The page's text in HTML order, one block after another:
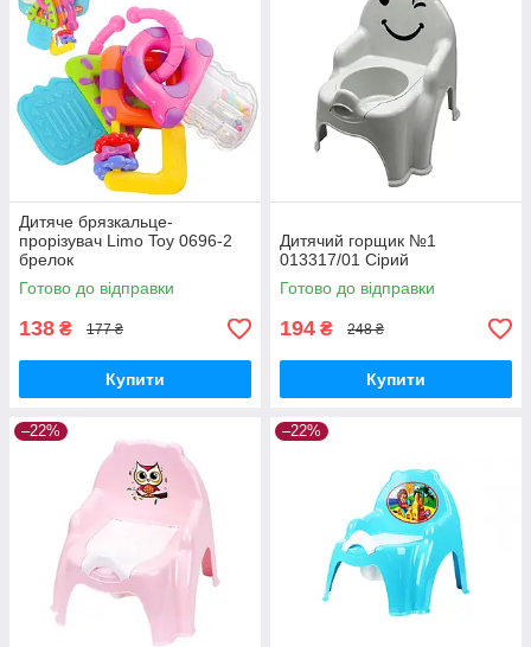
Дитяче брязкальце-
прорізувач Limo Toy 0696-2
брелок
Готово до відправки
138 ₴ 177 ₴
Купити
Дитячий горщик №1
013317/01 Сірий
Готово до відправки
194 ₴ 248 ₴
Купити
–22% –22%